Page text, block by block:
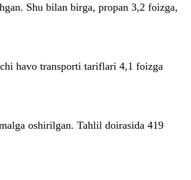
Shu bilan birga, propan 3,2 foizga,
havo transporti tariflari 4,1 foizga
oshirilgan. Tahlil doirasida 419